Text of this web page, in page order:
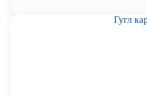
Гугл